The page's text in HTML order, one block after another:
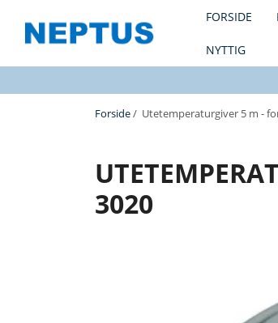
FORSIDE
NYTTIG
Forside/ Utetemperaturgiver 5 m -
3020